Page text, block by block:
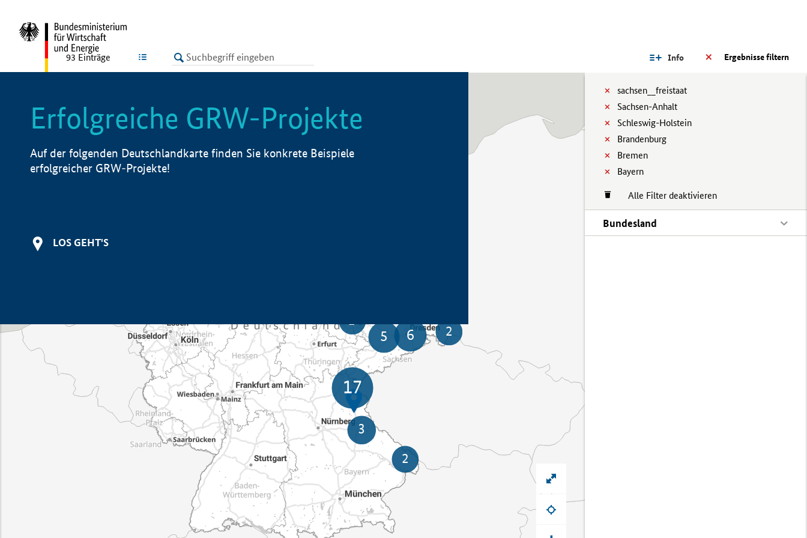
LISTE Ergebnisse filtern
Info
sachsen__freistaat
Sachsen-Anhalt
Schleswig-Holstein
Brandenburg
Bremen
Bayern
Alle Filter deaktivieren
Bundesland
93 Einträge
Erfolgreiche GRW-Projekte
Auf der folgenden Deutschlandkarte finden Sie konkrete Beispiele
erfolgreicher GRW-Projekte!
LOS GEHT'S